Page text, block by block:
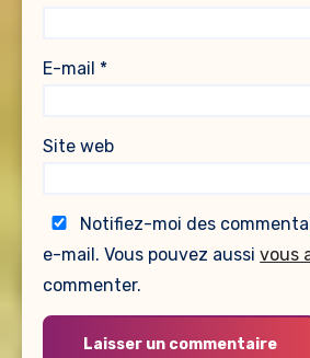
E-mail *
Site web
Notifiez-moi des
e-mail. Vous pouvez aussivous
commenter.